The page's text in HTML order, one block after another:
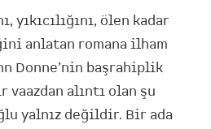
yıkıcılığını, ölen kadar
anlatan romana ilham
Donne’nin başrahiplik
vaazdan alıntı olan şu
yalnız değildir. Bir ada